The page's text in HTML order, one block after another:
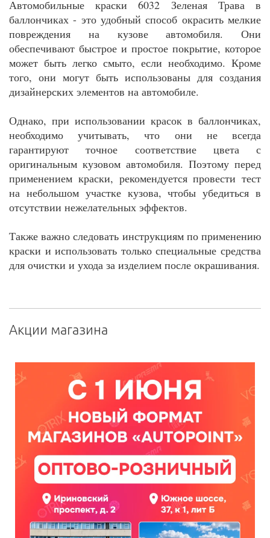
Автомобильные краски 6032 Зеленая Трава в
баллончиках - это удобный способ окрасить мелкие
повреждения на кузове автомобиля. Они
обеспечивают быстрое и простое покрытие, которое
может быть легко смыто, если необходимо. Кроме
того, они могут быть использованы для создания
дизайнерских элементов на автомобиле.
Однако, при использовании красок в баллончиках,
необходимо учитывать, что они не всегда
гарантируют точное соответствие цвета с
оригинальным кузовом автомобиля. Поэтому перед
применением краски, рекомендуется провести тест
на небольшом участке кузова, чтобы убедиться в
отсутствии нежелательных эффектов.
Также важно следовать инструкциям по применению
краски и использовать только специальные средства
для очистки и ухода за изделием после окрашивания.
Акции магазина